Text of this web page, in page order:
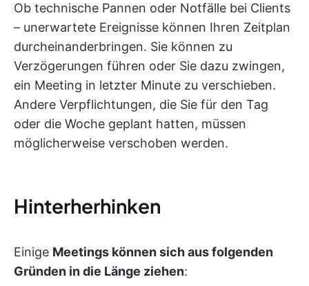
Ob technische Pannen oder Notfälle bei Clients
– unerwartete Ereignisse können Ihren Zeitplan
durcheinanderbringen. Sie können zu
Verzögerungen führen oder Sie dazu zwingen,
ein Meeting in letzter Minute zu verschieben.
Andere Verpflichtungen, die Sie für den Tag
oder die Woche geplant hatten, müssen
möglicherweise verschoben werden.
Hinterherhinken
Einige Meetings können sich aus folgenden
Gründen in die Länge ziehen: